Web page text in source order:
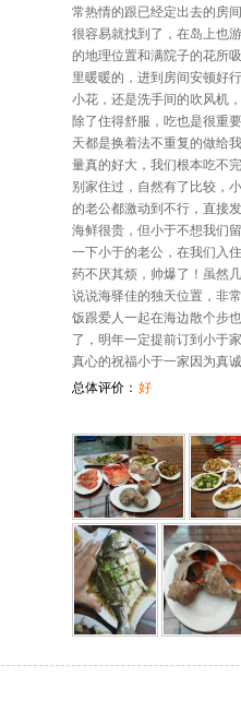
常热情的跟已经定出去的房
很容易就找到了，在岛上也
的地理位置和满院子的花所
里暖暖的，进到房间安顿好
小花，还是洗手间的吹风机
除了住得舒服，吃也是很重
天都是换着法不重复的做给
量真的好大，我们根本吃不
别家住过，自然有了比较，
的老公都激动到不行，直接
海鲜很贵，但小于不想我们
一下小于的老公，在我们入
药不厌其烦，帅爆了！虽然
说说海驿佳的独天位置，非
饭跟爱人一起在海边散个步
了，明年一定提前订到小于
真心的祝福小于一家因为真
总体评价： 好